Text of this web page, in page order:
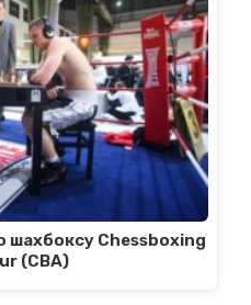
шахбоксу Chessboxing
(CBA)